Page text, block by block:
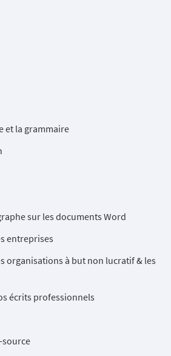
et la grammaire
sur les documents Word
entreprises
organisations à but non lucratif & les
écrits professionnels
source